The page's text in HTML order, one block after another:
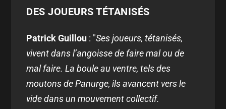
DES JOUEURS TÉTANISÉS
Patrick Guillou : "Ses joueurs, tétanisés,
vivent dans l’angoisse de faire mal ou de
mal faire. La boule au ventre, tels des
moutons de Panurge, ils avancent vers le
vide dans un mouvement collectif.